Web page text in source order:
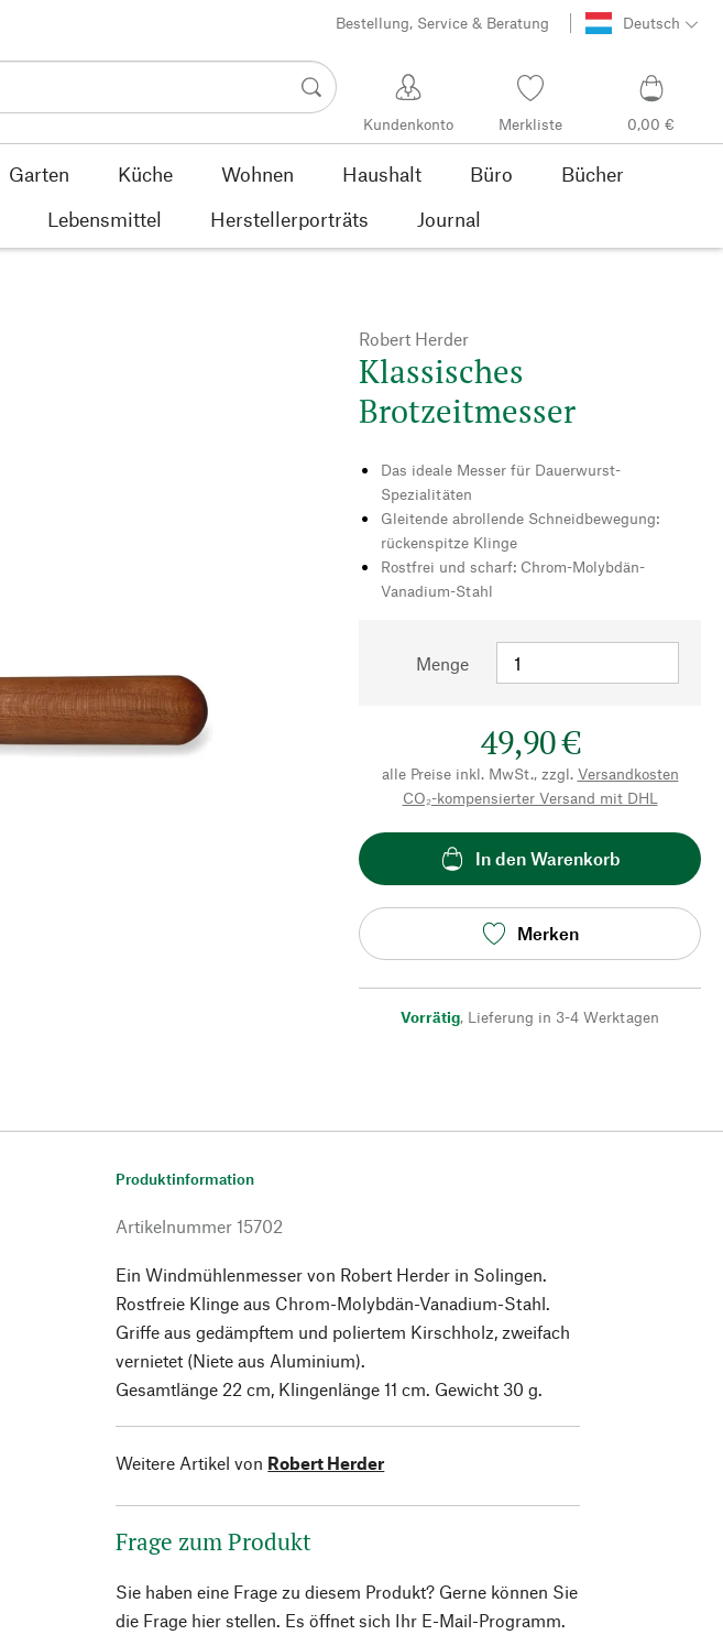
Bestellung, Service & Beratung Deutsch
Kundenkonto Merkliste 0,00 €
Garten Küche Wohnen Haushalt Büro
Bücher
Lebensmittel Herstellerporträts Journal
Robert Herder
Klassisches
Brotzeitmesser
Das ideale Messer für Dauerwurst-
Spezialitäten
Gleitende abrollende Schneidbewegung:
rückenspitze Klinge
Rostfrei und scharf: Chrom-Molybdän-
Vanadium-Stahl
Menge
49,90 €
alle Preise inkl. MwSt., zzgl. Versandkosten
CO₂-kompensierter Versand mit DHL
In den Warenkorb
Merken
Vorrätig, Lieferung in 3-4 Werktagen
Produktinformation
Artikelnummer 15702
Ein Windmühlenmesser von Robert Herder in Solingen.
Rostfreie Klinge aus Chrom-Molybdän-Vanadium-Stahl.
Griffe aus gedämpftem und poliertem Kirschholz, zweifach
vernietet (Niete aus Aluminium).
Gesamtlänge 22 cm, Klingenlänge 11 cm. Gewicht 30 g.
Weitere Artikel von Robert Herder
Frage zum Produkt
Sie haben eine Frage zu diesem Produkt? Gerne können Sie
die Frage hier stellen. Es öffnet sich Ihr E-Mail-Programm.